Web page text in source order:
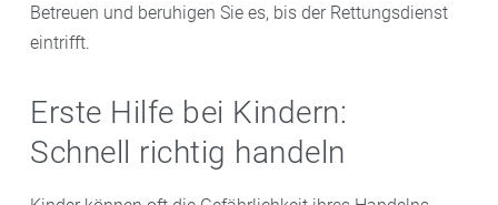
Betreuen und beruhigen Sie es, bis der Rettungsdienst
eintrifft.
Erste Hilfe bei Kindern:
Schnell richtig handeln